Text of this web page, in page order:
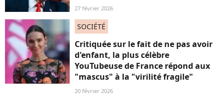
27 février 2026
SOCIÉTÉ
Critiquée sur le fait de ne pas avoir
d'enfant, la plus célèbre
YouTubeuse de France répond aux
"mascus" à la "virilité fragile"
20 février 2026